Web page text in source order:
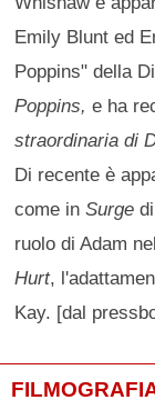
Emily Blunt ed
Poppins" della
Poppins, e ha
straordinaria di
Di recente è
come inSurge
ruolo di Adam
Hurt,
Kay. [dal